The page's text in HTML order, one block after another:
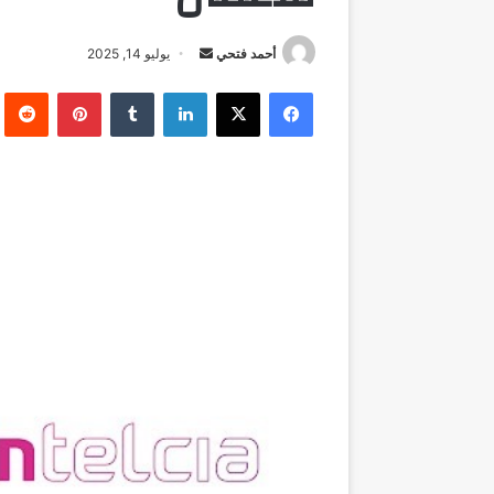
أحمد فتحي
أرسل
إلكترونيا
يوليو 14, 2025
فيسبوك ‫X لينكدإن بينتيريست